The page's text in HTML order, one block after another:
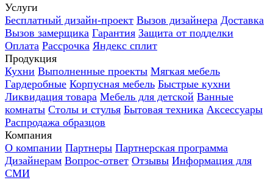
Услуги
Бесплатный дизайн-проект Вызов дизайнера Доставка
Вызов замерщика Гарантия Защита от подделки
Оплата Рассрочка Яндекс сплит
Продукция
Кухни Выполненные проекты Мягкая мебель
Гардеробные Корпусная мебель Быстрые кухни
Ликвидация товара Мебель для детской Ванные
комнаты Столы и стулья Бытовая техника Аксессуары
Распродажа образцов
Компания
О компании Партнеры Партнерская программа
Дизайнерам Вопрос-ответ Отзывы Информация для
СМИ